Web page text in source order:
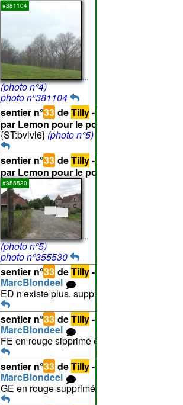
#381104
...
(photo n°4)
photo n°381104
sentier n°33 deTilly- Texte proposé
par Lemon pour le point
{ST:bvlvl6} (photo n°5)
sentier n°33 deTilly- Photo proposée
par Lemon pour le point
#355530
...
(photo n°5)
photo n°355530
sentier n°33 deTilly- Commentaire de
MarcBlondeel
ED n'existe plus. supprimé en 1993
sentier n°33 deTilly- Commentaire de
MarcBlondeel
FE en rouge sipprimé en 1993
sentier n°33 deTilly- Commentaire de
MarcBlondeel
GE en rouge supprimé en 1875